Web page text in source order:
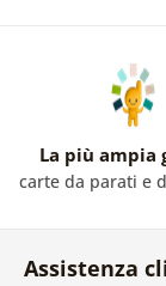
La più ampia
carte da parati e
Assistenza